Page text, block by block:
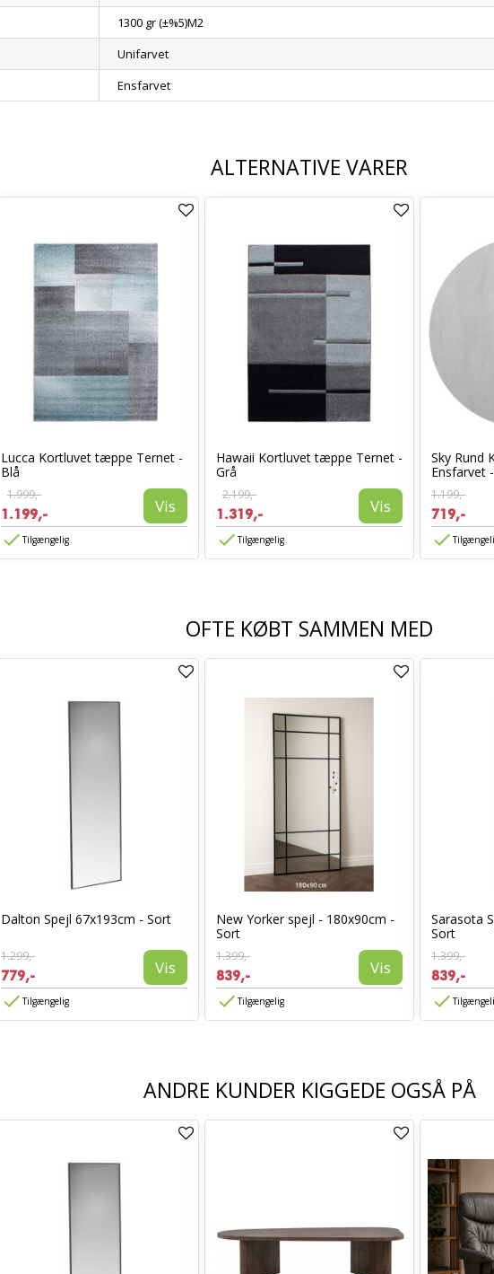
1300 gr (±%5)M2
Unifarvet
Ensfarvet
ALTERNATIVE VARER
Lucca Kortluvet tæppe Ternet -
Blå
1.999,-
1.199,- Vis
Tilgængelig
Hawaii Kortluvet tæppe Ternet -
Grå
2.199,-
1.319,- Vis
Tilgængelig
Sky Rund
Ensfarvet
1.199,-
719,-
OFTE KØBT SAMMEN MED
Dalton Spejl 67x193cm - Sort
1.299,-
779,- Vis
Tilgængelig
New Yorker spejl - 180x90cm -
Sort
1.399,-
839,- Vis
Tilgængelig
Sarasota
Sort
1.399,-
839,-
ANDRE KUNDER KIGGEDE OGSÅ PÅ